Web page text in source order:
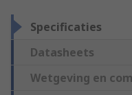
Specificaties
Datasheets
Wetgeving en